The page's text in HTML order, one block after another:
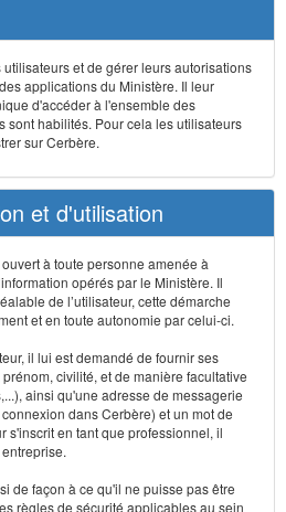
et de gérer leurs autorisations
applications du Ministère. Il leur
d'accéder à l'ensemble des
sont habilités. Pour cela les utilisateurs
sur Cerbère.
et d'utilisation
à toute personne amenée à
opérés par le Ministère. Il
de l’utilisateur, cette démarche
et en toute autonomie par celui-ci.
il lui est demandé de fournir ses
civilité, et de manière facultative
ainsi qu'une adresse de messagerie
dans Cerbère) et un mot de
s'inscrit en tant que professionnel, il
de façon à ce qu'il ne puisse pas être
règles de sécurité applicables au sein